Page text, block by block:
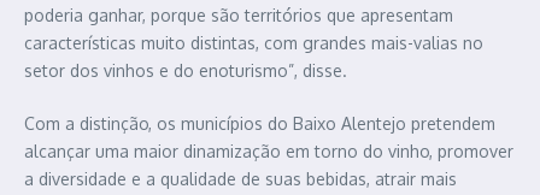
poderia ganhar, porque são territórios que apresentam
características muito distintas, com grandes mais-valias no
setor dos vinhos e do enoturismo”, disse.
Com a distinção, os municípios do Baixo Alentejo pretendem
alcançar uma maior dinamização em torno do vinho, promover
a diversidade e a qualidade de suas bebidas, atrair mais